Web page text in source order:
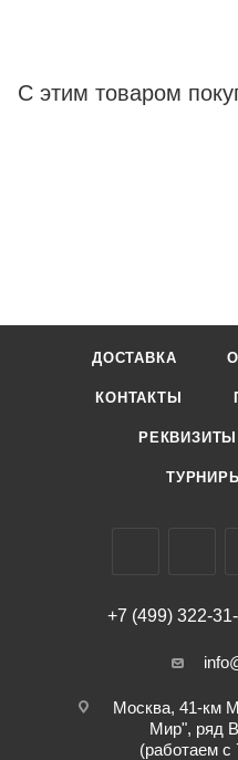
С этим товаром
ДОСТАВКА
КОНТАКТЫ
РЕКВИЗИТЫ
ТУРНИРЫ
+7 (499) 322-
Москва, 41-км
Мир", ряд
(работаем с